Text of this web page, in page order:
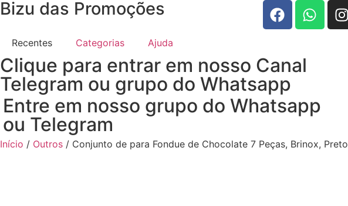
Bizu das Promoções
Recentes Categorias Ajuda
Clique para entrar em nosso Canal
Telegram ou grupo do Whatsapp
Entre em nosso grupo do Whatsapp
ou Telegram
Início / Outros / Conjunto de para Fondue de Chocolate 7 Peças, Brinox, Preto